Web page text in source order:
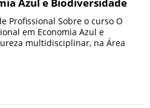
Profissional Sobre o curso O
em Economia Azul e
multidisciplinar, na Área